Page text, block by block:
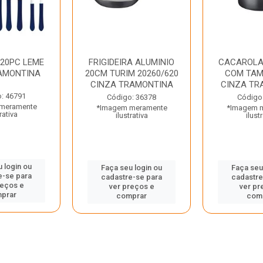
LEME
46791
login ou
se para
e
FRIGIDEIRA ALUMINIO
20CM TURIM 20260/620
CINZA TRAMONTINA
Código: 36378
*Imagem meramente
ilustrativa
Faça seu login ou
cadastre-se para
ver preços e
comprar
COM
CINZA
*Imagem
Faça
ver